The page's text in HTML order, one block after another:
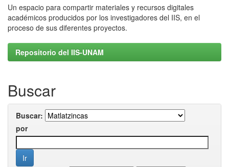
Un espacio para compartir materiales y recursos digitales
académicos producidos por los investigadores del IIS, en el
proceso de sus diferentes proyectos.
Repositorio del IIS-UNAM
Buscar
Buscar:
por